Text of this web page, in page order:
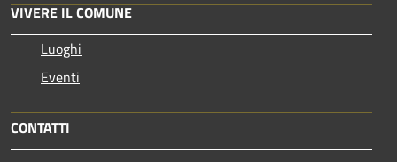
VIVERE IL COMUNE
Luoghi
Eventi
CONTATTI